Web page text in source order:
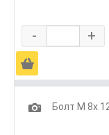
- +
Ä
1
Болт М 8х